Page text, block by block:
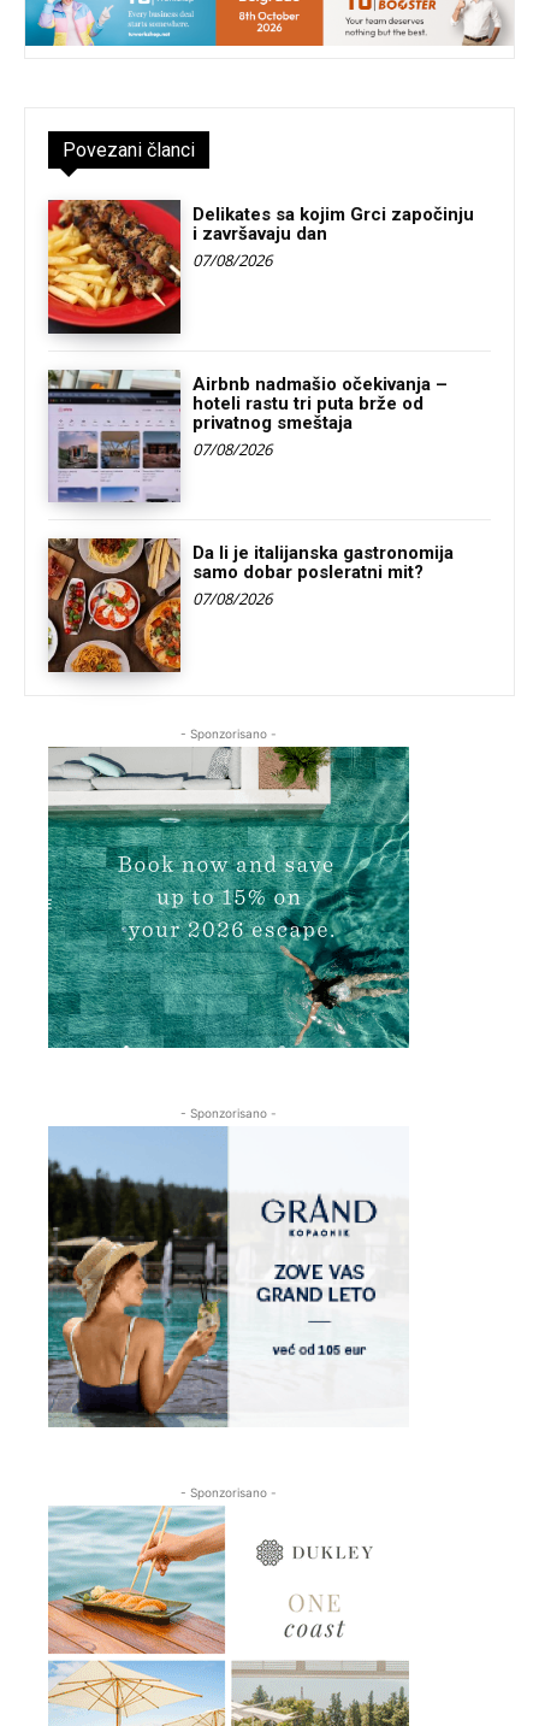
Povezani članci
Delikates sa kojim Grci započinju
i završavaju dan
07/08/2026
Airbnb nadmašio očekivanja –
hoteli rastu tri puta brže od
privatnog smeštaja
07/08/2026
Da li je italijanska gastronomija
samo dobar posleratni mit?
07/08/2026
- Sponzorisano -
- Sponzorisano -
- Sponzorisano -